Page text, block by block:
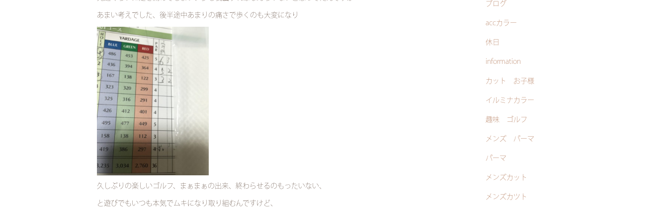
あまい考えでした、後半途中あまりの痛さで歩くのも大変になり
久しぶりの楽しいゴルフ、まぁまぁの出来、終わらせるのもったいない、
と遊びでもいつも本気でムキになり取り組むんですけど、
ブログ
accカラー
休日
information
カット お子様
イルミナカラー
趣味 ゴルフ
メンズ パーマ
パーマ
メンズカット
メンズカツト